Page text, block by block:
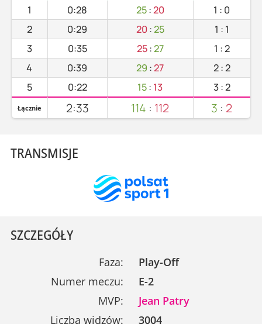
1 0:28 25:20 1 : 0
2
0:29 20 :25 1 : 1
3
0:35 25:27 1 :2
4
0:39 29 :27 2:2
5
0:22 15: 13 3:2
Łącznie 2:33 114 : 112 3 : 2
TRANSMISJE
SZCZEGÓŁY
Faza:
Play-Off
Numer meczu:
E-2
MVP:
Jean Patry
Liczba widzów:
3004